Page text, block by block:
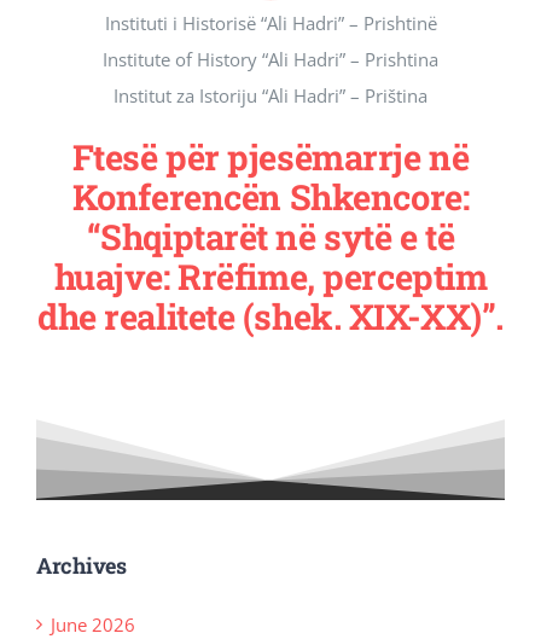
Revista Kosova
Kontakti
Instituti i Historisë “Ali Hadri” – Prishtinë
Institute of History “Ali Hadri” – Prishtina
Institut za Istoriju “Ali Hadri” – Priština
Ftesë për pjesëmarrje në
Konferencën Shkencore:
“Shqiptarët në sytë e të
huajve: Rrëfime, perceptim
dhe realitete (shek. XIX-XX)”.
Archives
June 2026